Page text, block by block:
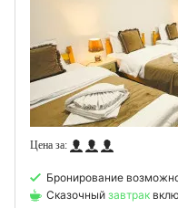
Бронирование
Сказочный завтрак